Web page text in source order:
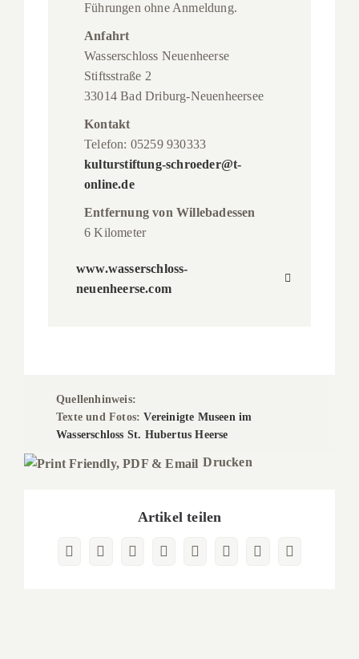
Führungen ohne Anmeldung.
Anfahrt
Wasserschloss Neuenheerse
Stiftsstraße 2
33014 Bad Driburg-Neuenheersee
Kontakt
Telefon: 05259 930333
kulturstiftung-schroeder@t-
online.de
Entfernung von Willebadessen
6 Kilometer
www.wasserschloss-
neuenheerse.com
Quellenhinweis:
Texte und Fotos:Vereinigte Museen im
Wasserschloss St. Hubertus Heerse
Drucken
Artikel teilen
Facebook
X RedditLinkedInWhatsApp
Pinterest
Vk
E-